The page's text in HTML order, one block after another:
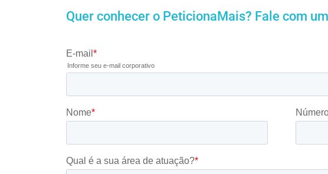
Quer conhecer o PeticionaMais? Fale com